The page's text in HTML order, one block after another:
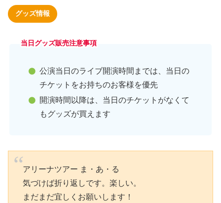
グッズ情報
当日グッズ販売注意事項
公演当日のライブ開演時間までは、当日の
チケットをお持ちのお客様を優先
開演時間以降は、当日のチケットがなくて
もグッズが買えます
アリーナツアー ま・あ・る
気づけば折り返しです。楽しい。
まだまだ宜しくお願いします！